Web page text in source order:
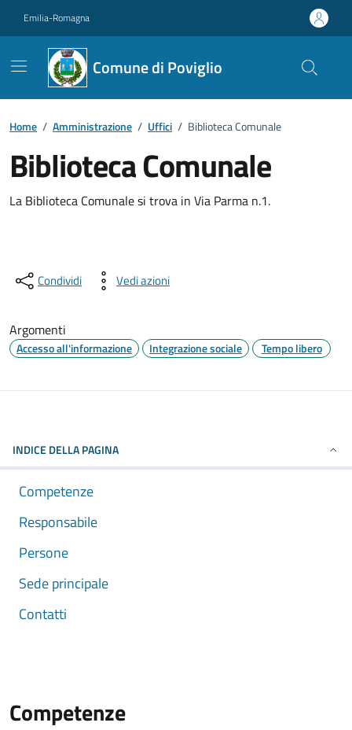
Emilia-Romagna
Comune di Poviglio
Home / Amministrazione / Uffici / Biblioteca Comunale
Biblioteca Comunale
La Biblioteca Comunale si trova in Via Parma n.1.
Condividi Vedi azioni
Argomenti
Accesso all'informazione Integrazione sociale Tempo libero
INDICE DELLA PAGINA
Competenze
Responsabile
Persone
Sede principale
Contatti
Competenze